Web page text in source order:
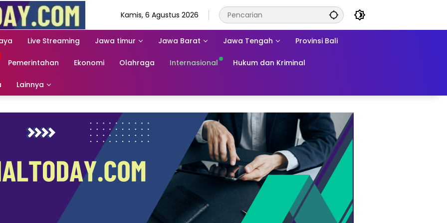
Kamis, 6 Agustus 2026
Live Streaming Jawa timur Jawa Barat Jawa Tengah Provinsi Bali
Pemerintahan Ekonomi Olahraga Internasional Hukum dan Kriminal
Lainnya